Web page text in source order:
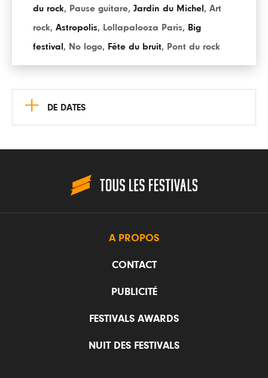
du rock, Pause guitare, Jardin du Michel , Art
rock, Astropolis, Lollapalooza Paris, Big
festival , No logo, Fête du bruit, Pont du rock
+ DE DATES
A PROPOS
CONTACT
PUBLICITÉ
FESTIVALS AWARDS
NUIT DES FESTIVALS